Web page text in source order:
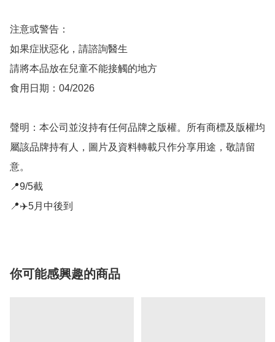
注意或警告：
如果症狀惡化，請諮詢醫生
請將本品放在兒童不能接觸的地方
食用日期：04/2026
聲明：本公司並沒持有任何品牌之版權。所有商標及版權均
屬該品牌持有人，圖片及資料轉載只作分享用途，敬請留
意。
📍9/5截
你可能感興趣的商品